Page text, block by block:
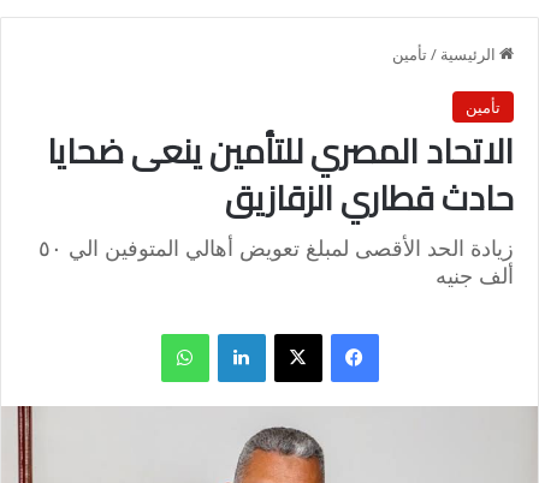
الرئيسية /تأمين
تأمين
الاتحاد المصري للتأمين ينعى ضحايا
حادث قطاري الزقازيق
زيادة الحد الأقصى لمبلغ تعويض أهالي المتوفين الي ٥٠
ألف جنيه
فيسبوك X لينكدإن